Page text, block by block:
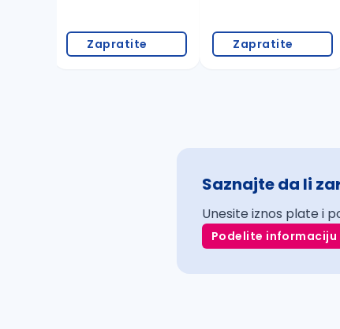
Zapratite Zapratite
Saznajte da li
Unesite iznos plate i
Podelite